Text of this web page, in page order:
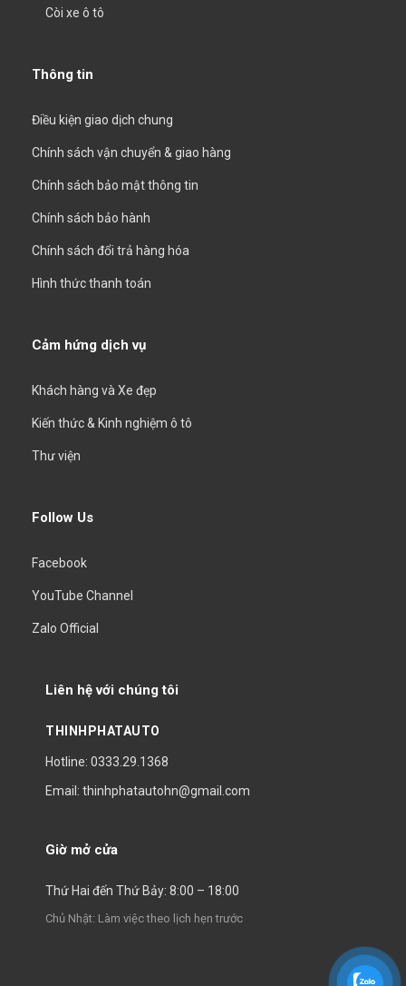
Còi xe ô tô
Thông tin
Điều kiện giao dịch chung
Chính sách vận chuyển & giao hàng
Chính sách bảo mật thông tin
Chính sách bảo hành
Chính sách đổi trả hàng hóa
Hình thức thanh toán
Cảm hứng dịch vụ
Khách hàng và Xe đẹp
Kiến thức & Kinh nghiệm ô tô
Thư viện
Follow Us
Facebook
YouTube Channel
Zalo Official
Liên hệ với chúng tôi
THINHPHATAUTO
Hotline: 0333.29.1368
Email: thinhphatautohn@gmail.com
Giờ mở cửa
Thứ Hai đến Thứ Bảy: 8:00 – 18:00
Chủ Nhật: Làm việc theo lịch hẹn trước